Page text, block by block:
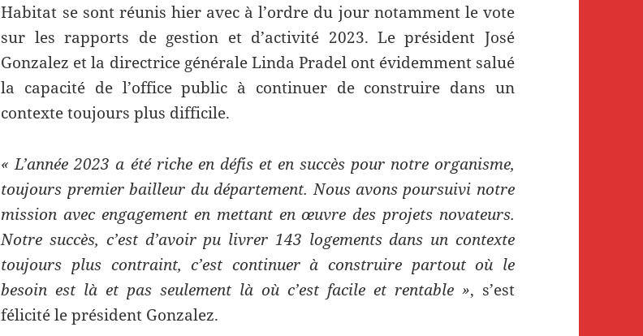
Habitat se sont réunis hier avec à l’ordre du jour notamment le vote
sur les rapports de gestion et d’activité 2023. Le président José
Gonzalez et la directrice générale Linda Pradel ont évidemment salué
la capacité de l’office public à continuer de construire dans un
contexte toujours plus difficile.
« L’année 2023 a été riche en défis et en succès pour notre organisme,
toujours premier bailleur du département. Nous avons poursuivi notre
mission avec engagement en mettant en œuvre des projets novateurs.
Notre succès, c’est d’avoir pu livrer 143 logements dans un contexte
toujours plus contraint, c’est continuer à construire partout où le
besoin est là et pas seulement là où c’est facile et rentable », s’est
félicité le président Gonzalez.